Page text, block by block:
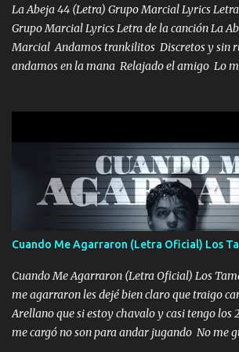
VIO POR LA FAMILIA PARA QUE SIGA EL
los HERMANOS un cerebro inteligente y com...
La Abeja 44 (Letra) Grupo Marcial Lyrics
Grupo Marcial Lyrics Letra de la canción La
Marcial Andamos trankilitos Discretos y sin
andamos en la mana Relajado el amigo Lo
coronamos Se jala los marciales Y sus
Un gallardo me prendo Para agarrar el vuelo
tranquilizando Tomense un buen trago Y así
los versos que voy cantando (Music) A vido
se atora Pero nunca le aflojamos Ya me han
aunque ustedes no sepan Pero la vida es muy
echarle chingazos Y seguir trabajando porque
Cuando Me Agarraron (Letra Oficial) Los
Cuando Me Agarraron (Letra Oficial) Los
me agarraron les dejé bien claro que traigo
Arellano que si estoy chavalo y casi tengo los
me cargó no son para andar jugando No me